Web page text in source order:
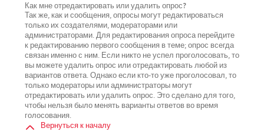
Как мне отредактировать или удалить опрос?
Так же, как и сообщения, опросы могут редактироваться
только их создателями, модераторами или
администраторами. Для редактирования опроса перейдите
к редактированию первого сообщения в теме; опрос всегда
связан именно с ним. Если никто не успел проголосовать, то
вы можете удалить опрос или отредактировать любой из
вариантов ответа. Однако если кто-то уже проголосовал, то
только модераторы или администраторы могут
отредактировать или удалить опрос. Это сделано для того,
чтобы нельзя было менять варианты ответов во время
голосования.
Вернуться к началу